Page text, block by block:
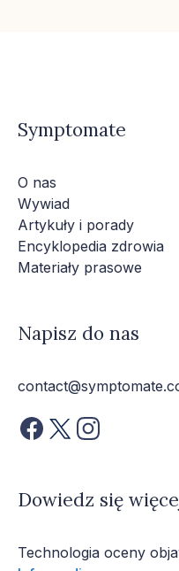
Symptomate
O nas
Wywiad
Artykuły i porady
Encyklopedia zdrowia
Materiały prasowe
Napisz do nas
Dowiedz się
Technologia oceny